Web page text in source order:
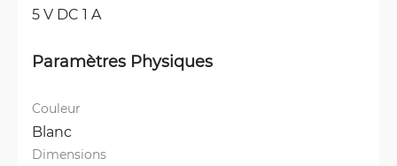
5 V DC 1 A
Paramètres Physiques
Couleur
Blanc
Dimensions